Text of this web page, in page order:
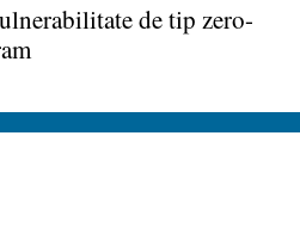
de tip zero-